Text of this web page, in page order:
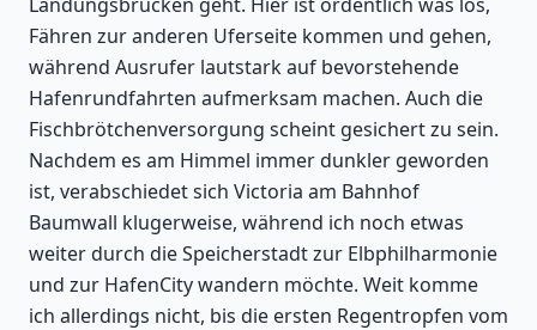
Fähren zur anderen Uferseite kommen und gehen,
während Ausrufer lautstark auf bevorstehende
Hafenrundfahrten aufmerksam machen. Auch die
Fischbrötchenversorgung scheint gesichert zu sein.
Nachdem es am Himmel immer dunkler geworden
ist, verabschiedet sich Victoria am Bahnhof
Baumwall klugerweise, während ich noch etwas
weiter durch die Speicherstadt zur Elbphilharmonie
und zur HafenCity wandern möchte. Weit komme
ich allerdings nicht, bis die ersten Regentropfen vom